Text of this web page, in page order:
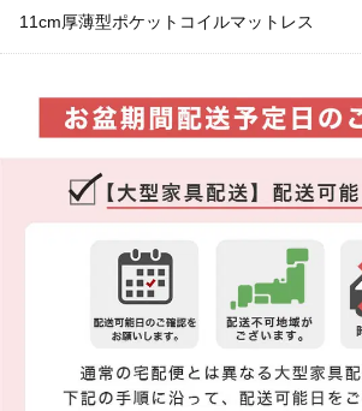
11cm厚薄型ポケットコイルマットレス